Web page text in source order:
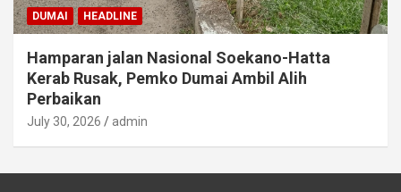
DUMAI HEADLINE
Hamparan jalan Nasional Soekano-Hatta
Kerab Rusak, Pemko Dumai Ambil Alih
Perbaikan
July 30, 2026 admin